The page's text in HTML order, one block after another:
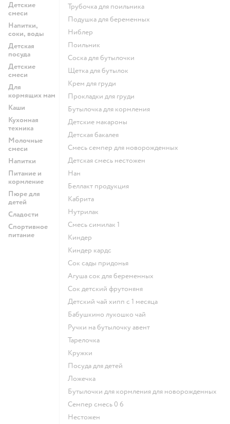
Детские
смеси
Напитки,
соки, воды
Детская
посуда
Детские
смеси
Для
кормящих мам
Каши
Кухонная
техника
Молочные
смеси
Напитки
Питание и
кормление
Пюре для
детей
Сладости
Спортивное
питание
трубочка для поильника
подушка для беременных
ниблер
поильник
соска для бутылочки
щетка для бутылок
крем для груди
прокладки для груди
бутылочка для кормления
детские макароны
детская бакалея
смесь семпер для новорожденных
детская смесь нестожен
нан
беллакт продукция
кабрита
нутрилак
смесь симилак 1
киндер
киндер кардс
сок сады придонья
агуша сок для беременных
сок детский фрутоняня
детский чай хипп с 1 месяца
бабушкино лукошко чай
ручки на бутылочку авент
тарелочка
кружки
посуда для детей
ложечка
бутылочки для кормления для новорожденных
семпер смесь 0 6
нестожен